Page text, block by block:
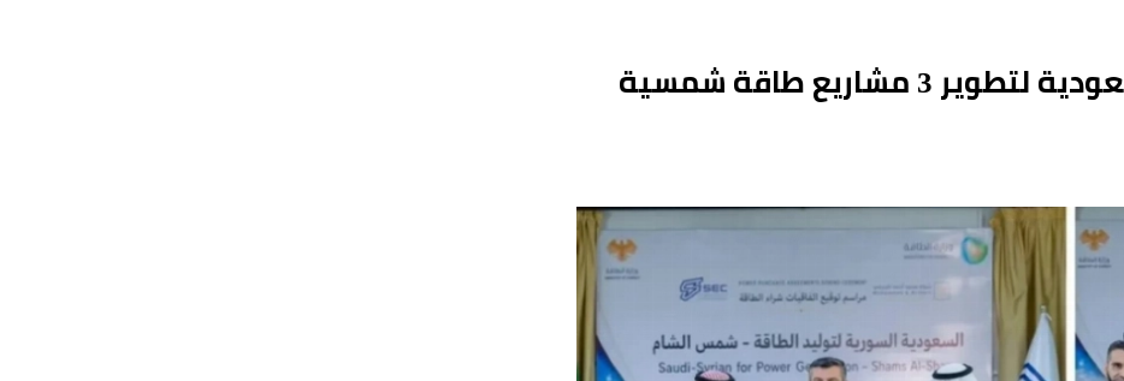
بإشراف وزارة الطاقة.. اتفاقيات سعودية لتطوير 3 مشاريع طاقة شمسية